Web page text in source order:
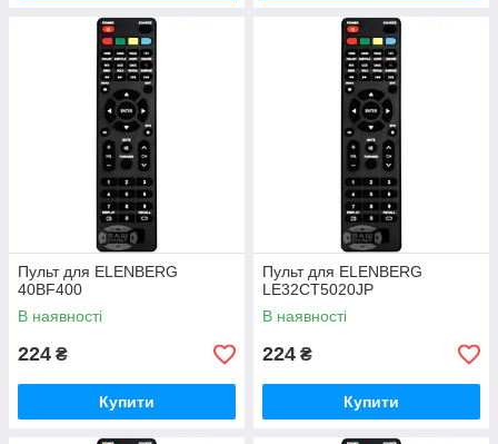
Пульт для ELENBERG
40BF400
В наявності
224 ₴
Купити
Пульт для ELENBERG
LE32CT5020JP
В наявності
224 ₴
Купити